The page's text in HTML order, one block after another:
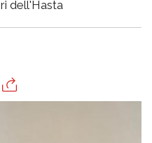
dell'Hasta